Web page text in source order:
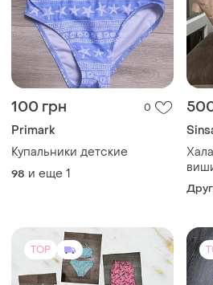
100 грн 0
Primark
Купальники детские
98 и еще 1
TOP